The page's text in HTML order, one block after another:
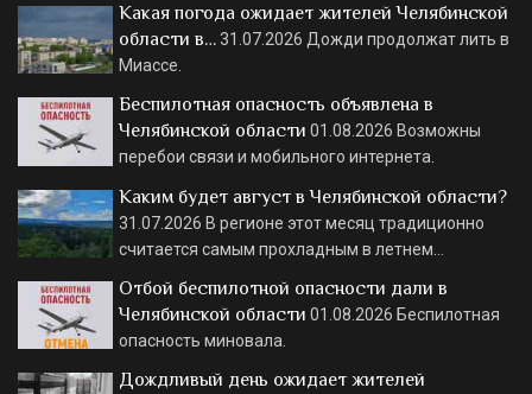
Какая погода ожидает жителей Челябинской
области в…31.07.2026 Дожди продолжат лить в
Миассе.
Беспилотная опасность объявлена в
Челябинской области 01.08.2026 Возможны
перебои связи и мобильного интернета.
Каким будет август в Челябинской области?
31.07.2026 В регионе этот месяц традиционно
считается самым прохладным в летнем…
Отбой беспилотной опасности дали в
Челябинской области 01.08.2026 Беспилотная
опасность миновала.
Дождливый день ожидает жителей